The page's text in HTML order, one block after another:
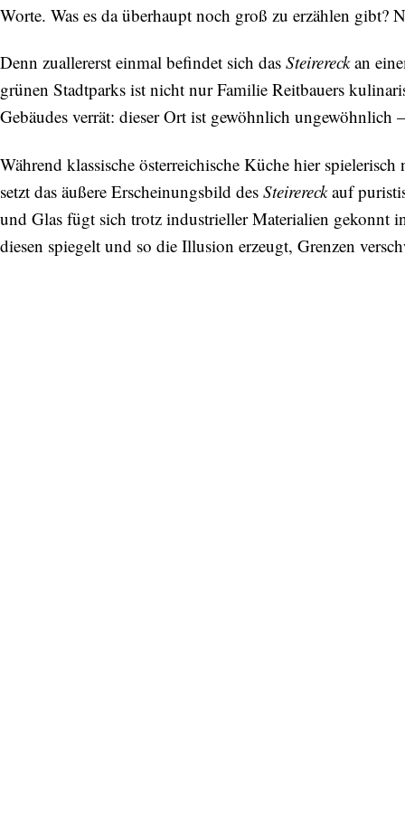
Worte. Was es da überhaupt noch groß zu erzählen gibt?
Denn zuallererst einmal befindet sich das Steirereckan
grünen Stadtparks ist nicht nur Familie Reitbauers
Gebäudes verrät: dieser Ort ist gewöhnlich ungewöhnlich
Während klassische österreichische Küche hier
setzt das äußere Erscheinungsbild des Steirereckauf
und Glas fügt sich trotz industrieller Materialien gekonnt
diesen spiegelt und so die Illusion erzeugt, Grenzen